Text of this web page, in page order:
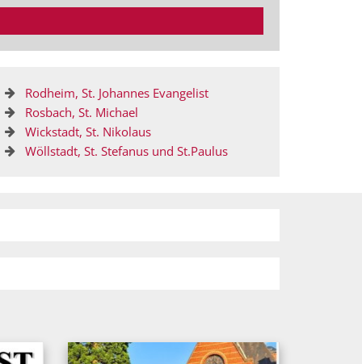
Rodheim, St. Johannes Evangelist
Rosbach, St. Michael
Wickstadt, St. Nikolaus
Wöllstadt, St. Stefanus und St.Paulus